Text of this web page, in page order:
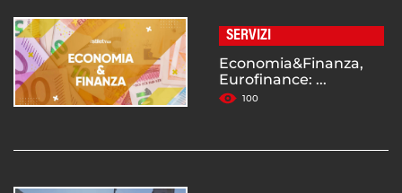
SERVIZI
Economia&Finanza,
Eurofinance: ...
100